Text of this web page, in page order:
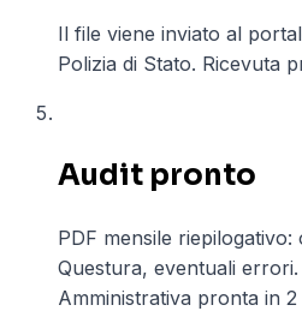
Il file viene inviato al
Polizia di Stato. Ricevuta
Audit pronto
PDF mensile
Questura, eventuali
Amministrativa pronta in 2